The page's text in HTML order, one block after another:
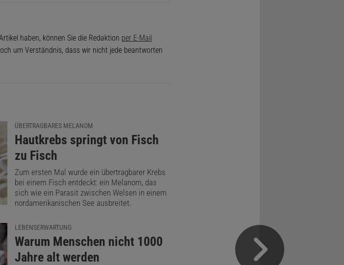
haben, können Sie die Redaktion per E-Mail
um Verständnis, dass wir nicht jede beantworten
ÜBERTRAGBARES MELANOM
:
Hautkrebs springt von Fisch
zu Fisch
Zum ersten Mal wurde ein übertragbarer Krebs
bei einem Fisch entdeckt: ein Melanom, das
sich wie ein Parasit zwischen Welsen in einem
nordamerikanischen See ausbreitet.
LEBENSERWARTUNG
:
Warum Menschen nicht 1000
Jahre alt werden